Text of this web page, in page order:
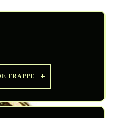
FRAPPE